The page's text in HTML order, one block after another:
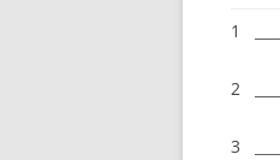
1
2
3